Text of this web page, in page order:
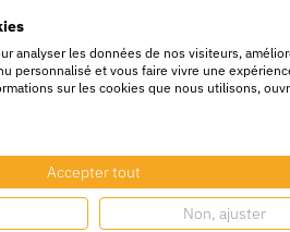
d'imprimer votre logo et votre
personnalisez vous-même vos
types
personnaliséssont essentiels
pour répondre à vos besoins
innovants qui captent l'attention.
soignées. Les
sachetset les
analyser les données de nos visiteurs,
personnalisé et vous faire vivre une
sur les cookies que nous utilisons,
Accepter tout
Non, ajuster